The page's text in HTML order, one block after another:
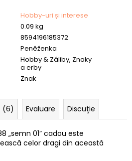
Hobby-uri și interese
0.09 kg
8594196185372
Peněženka
Hobby & Záliby, Znaky
a erby
Znak
(6) Evaluare Discuţie
„semn 01” cadou este
celor dragi din această